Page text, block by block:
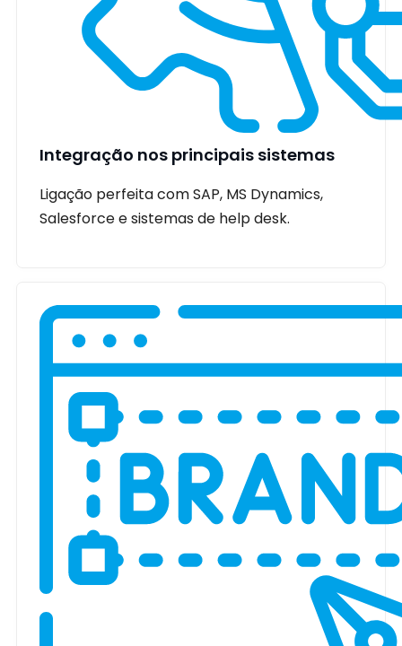
Integração nos principais sistemas
Ligação perfeita com SAP, MS Dynamics,
Salesforce e sistemas de help desk.